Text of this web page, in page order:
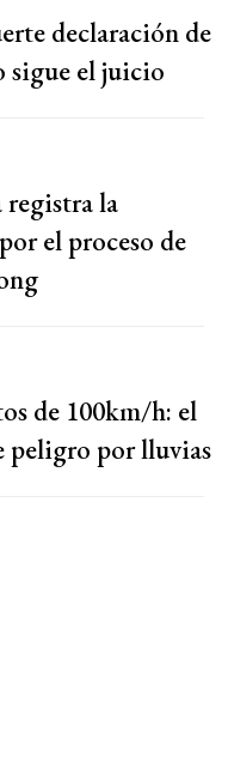
declaración de
sigue el juicio
registra la
el proceso de
de 100km/h: el
peligro por lluvias